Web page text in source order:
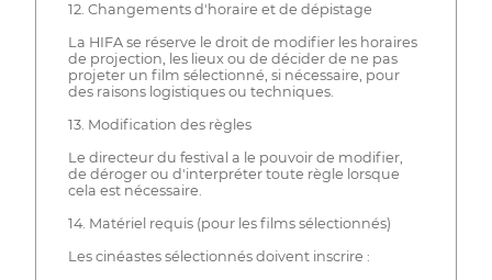
12. Changements d'horaire et de dépistage
La HIFA se réserve le droit de modifier les horaires
de projection, les lieux ou de décider de ne pas
projeter un film sélectionné, si nécessaire, pour
des raisons logistiques ou techniques.
13. Modification des règles
Le directeur du festival a le pouvoir de modifier,
de déroger ou d'interpréter toute règle lorsque
cela est nécessaire.
14. Matériel requis (pour les films sélectionnés)
Les cinéastes sélectionnés doivent inscrire :